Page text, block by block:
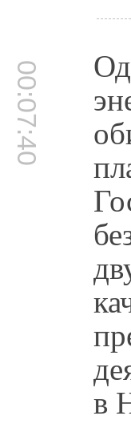
00:07:40
в